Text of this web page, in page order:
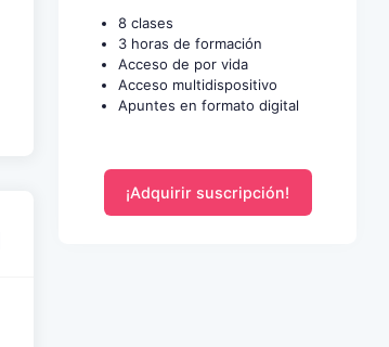
8 clases
3 horas de formación
Acceso de por vida
Acceso multidispositivo
Apuntes en formato digital
¡Adquirir suscripción!